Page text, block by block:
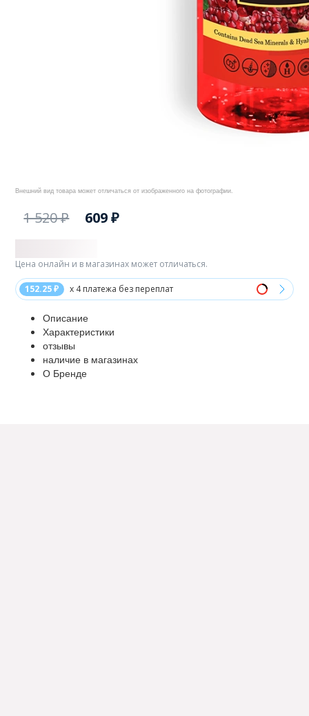
Внешний вид товара может отличаться от изображенного на фотографии.
1 520 ₽ 609 ₽
152.25 ₽ x 4 платежа без переплат
Цена онлайн и в магазинах может отличаться.
Описание
Характеристики
отзывы
наличие в магазинах
О Бренде